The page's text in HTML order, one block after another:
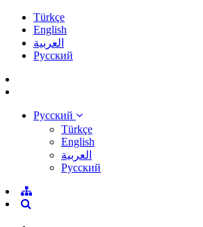
Türkçe
English
العربية
Pусский
Pусский
Türkçe
English
العربية
Pусский